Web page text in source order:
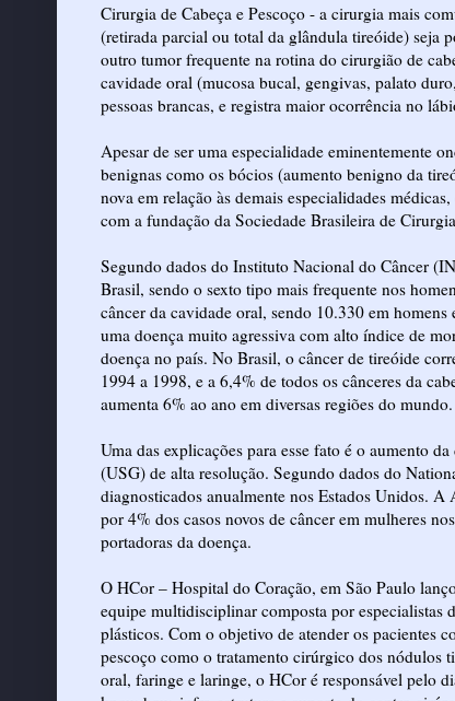
Cirurgia de Cabeça e Pescoço - a cirurgia mais
(retirada parcial ou total da glândula tireóide) seja
outro tumor frequente na rotina do cirurgião de
cavidade oral (mucosa bucal, gengivas, palato
pessoas brancas, e registra maior ocorrência no
Apesar de ser uma especialidade eminentemente
benignas como os bócios (aumento benigno da
nova em relação às demais especialidades
com a fundação da Sociedade Brasileira de
Segundo dados do Instituto Nacional do Câncer
Brasil, sendo o sexto tipo mais frequente nos
câncer da cavidade oral, sendo 10.330 em
uma doença muito agressiva com alto índice de
doença no país. No Brasil, o câncer de tireóide
1994 a 1998, e a 6,4% de todos os cânceres da
aumenta 6% ao ano em diversas regiões do mundo.
Uma das explicações para esse fato é o aumento
(USG) de alta resolução. Segundo dados do
diagnosticados anualmente nos Estados Unidos.
por 4% dos casos novos de câncer em mulheres
portadoras da doença.
O HCor – Hospital do Coração, em São Paulo
equipe multidisciplinar composta por especialistas
plásticos. Com o objetivo de atender os pacientes
pescoço como o tratamento cirúrgico dos nódulos
oral, faringe e laringe, o HCor é responsável pelo